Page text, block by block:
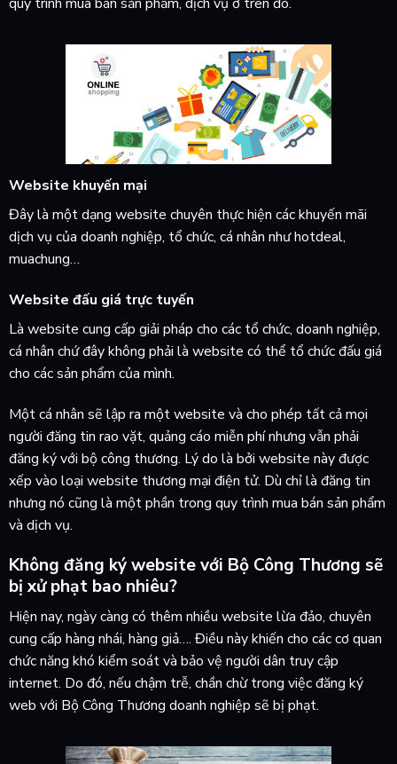
Website khuyến mại
Đây là một dạng website chuyên thực hiện các khuyến mãi
dịch vụ của doanh nghiệp, tổ chức, cá nhân như hotdeal,
muachung…
Website đấu giá trực tuyến
Là website cung cấp giải pháp cho các tổ chức, doanh nghiệp,
cá nhân chứ đây không phải là website có thể tổ chức đấu giá
cho các sản phẩm của mình.
Một cá nhân sẽ lập ra một website và cho phép tất cả mọi
người đăng tin rao vặt, quảng cáo miễn phí nhưng vẫn phải
đăng ký với bộ công thương. Lý do là bởi website này được
xếp vào loại website thương mại điện tử. Dù chỉ là đăng tin
nhưng nó cũng là một phần trong quy trình mua bán sản phẩm
và dịch vụ.
Không đăng ký website với Bộ Công Thương sẽ
bị xử phạt bao nhiêu?
Hiện nay, ngày càng có thêm nhiều website lừa đảo, chuyên
cung cấp hàng nhái, hàng giả…. Điều này khiến cho các cơ quan
chức năng khó kiểm soát và bảo vệ người dân truy cập
internet. Do đó, nếu chậm trễ, chần chừ trong việc đăng ký
web với Bộ Công Thương doanh nghiệp sẽ bị phạt.